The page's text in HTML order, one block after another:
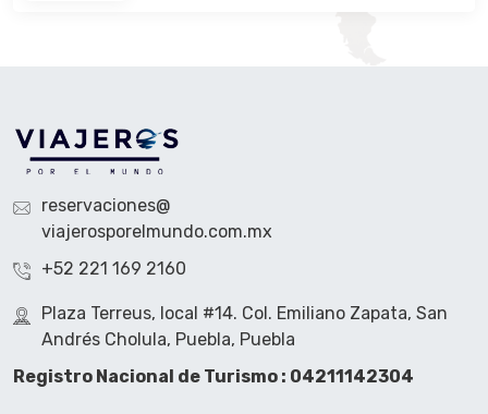
reservaciones@
viajerosporelmundo.com.mx
+52 221 169 2160
Plaza Terreus, local #14. Col. Emiliano Zapata, San
Andrés Cholula, Puebla, Puebla
Registro Nacional de Turismo : 04211142304